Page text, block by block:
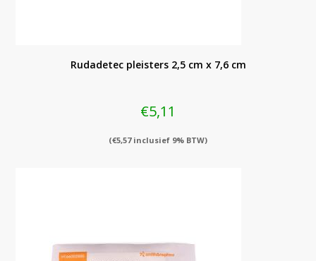
Rudadetec pleisters 2,5 cm x 7,6 cm
€5,11
(€5,57inclusief 9% BTW)